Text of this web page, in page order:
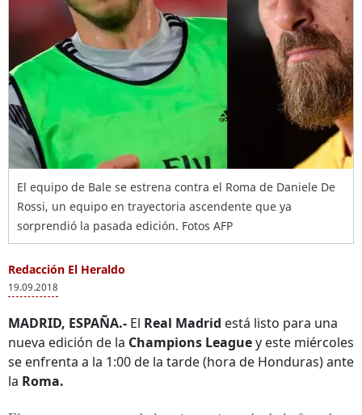
El equipo de Bale se estrena contra el Roma de Daniele De
Rossi, un equipo en trayectoria ascendente que ya
sorprendió la pasada edición. Fotos AFP
Redacción El Heraldo
19.09.2018
MADRID, ESPAÑA.- El Real Madrid está listo para una
nueva edición de la Champions Leaguey este miércoles
se enfrenta a la 1:00 de la tarde (hora de Honduras) ante
la Roma.